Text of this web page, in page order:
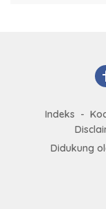
Indeks
Didukung